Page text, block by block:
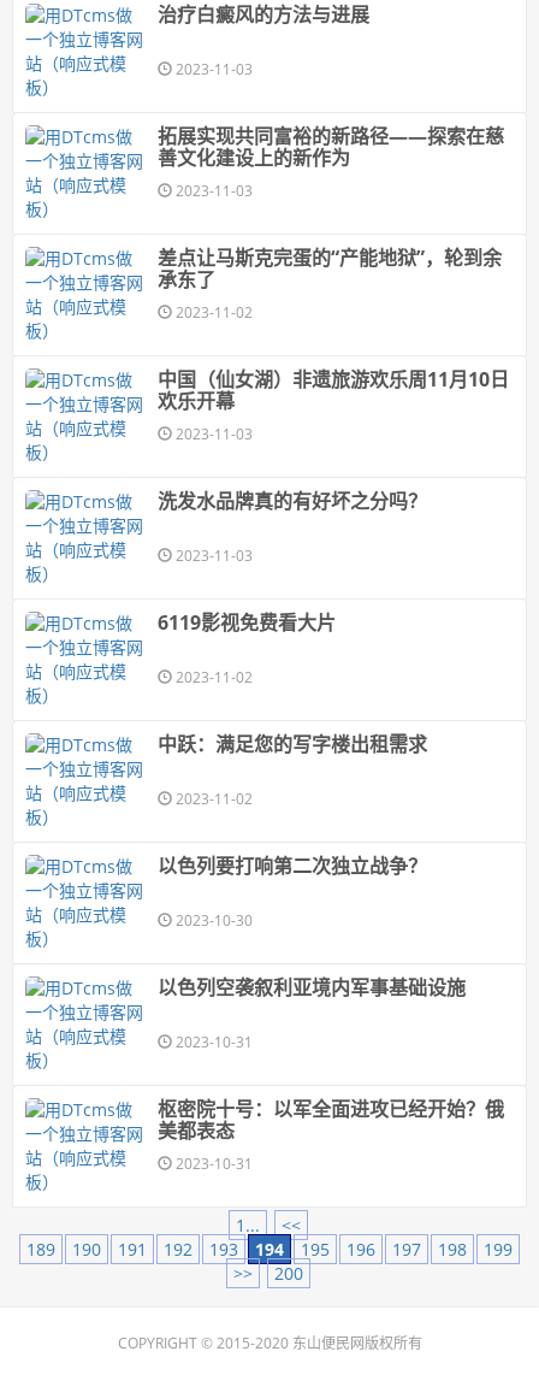
治疗白癜风的方法与进展
2023-11-03
拓展实现共同富裕的新路径——探索在慈
善文化建设上的新作为
2023-11-03
差点让马斯克完蛋的“产能地狱”，轮到余
承东了
2023-11-02
中国（仙女湖）非遗旅游欢乐周11月10日
欢乐开幕
2023-11-03
洗发水品牌真的有好坏之分吗？
2023-11-03
6119影视免费看大片
2023-11-02
中跃：满足您的写字楼出租需求
2023-11-02
以色列要打响第二次独立战争？
2023-10-30
以色列空袭叙利亚境内军事基础设施
2023-10-31
枢密院十号：以军全面进攻已经开始？俄
美都表态
2023-10-31
1...
<<
189
190 191 192 193 194 195 196 197 198
199
>>
200
COPYRIGHT © 2015-2020 东山便民网版权所有